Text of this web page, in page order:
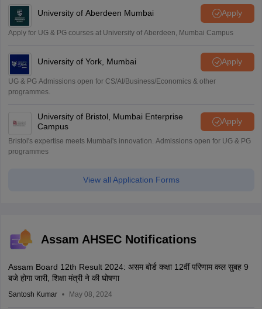
University of Aberdeen Mumbai Apply
Apply for UG & PG courses at University of Aberdeen, Mumbai Campus
University of York, Mumbai Apply
UG & PG Admissions open for CS/AI/Business/Economics & other
programmes.
University of Bristol, Mumbai Enterprise
Campus
Apply
Bristol's expertise meets Mumbai's innovation. Admissions open for UG & PG
programmes
View all Application Forms
Assam AHSEC Notifications
Assam Board 12th Result 2024: असम बोर्ड कक्षा 12वीं परिणाम कल सुबह 9
बजे होगा जारी, शिक्षा मंत्री ने की घोषणा
Santosh Kumar May 08, 2024